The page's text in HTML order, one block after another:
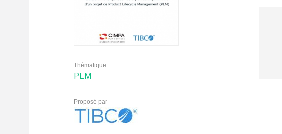
Thématique
PLM
Proposé par